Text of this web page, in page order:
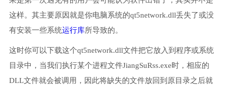
这样。其主要原因就是你电脑系统的qt5network.dll丢失了或没
有安装一些系统运行库所导致的。
这时你可以下载这个qt5network.dll文件把它放入到程序或系统
目录中，当我们执行某个进程文件JiangSuRss.exe时，相应的
DLL文件就会被调用，因此将缺失的文件放回到原目录之后就